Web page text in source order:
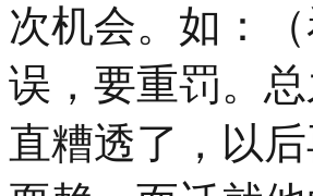
次机会。如：
误，要重罚。
直糟透了，以